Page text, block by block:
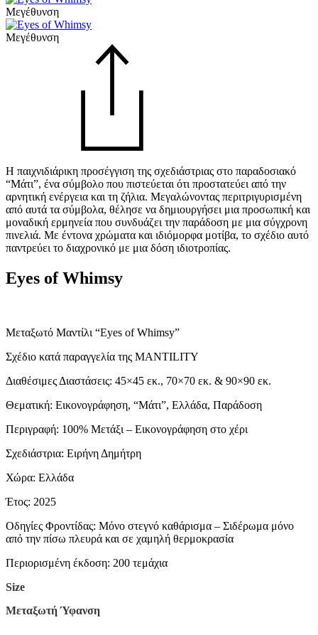
Μεγέθυνση
Μεγέθυνση
Η παιχνιδιάρικη προσέγγιση της σχεδιάστριας στο παραδοσιακό
“Μάτι”, ένα σύμβολο που πιστεύεται ότι προστατεύει από την
αρνητική ενέργεια και τη ζήλια. Μεγαλώνοντας περιτριγυρισμένη
από αυτά τα σύμβολα, θέλησε να δημιουργήσει μια προσωπική και
μοναδική ερμηνεία που συνδυάζει την παράδοση με μια σύγχρονη
πινελιά. Με έντονα χρώματα και ιδιόμορφα μοτίβα, το σχέδιο αυτό
παντρεύει το διαχρονικό με μια δόση ιδιοτροπίας.
Eyes of Whimsy
Μεταξωτό Mαντίλι “Eyes of Whimsy”
Σχέδιο κατά παραγγελία της MANTILITY
Διαθέσιμες Διαστάσεις: 45×45 εκ., 70×70 εκ. & 90×90 εκ.
Θεματική: Εικονογράφηση, “Μάτι”, Ελλάδα, Παράδοση
Περιγραφή: 100% Μετάξι – Εικονογράφηση στο χέρι
Σχεδιάστρια: Ειρήνη Δημήτρη
Χώρα: Ελλάδα
Έτος: 2025
Οδηγίες Φροντίδας: Μόνο στεγνό καθάρισμα – Σιδέρωμα μόνο
από την πίσω πλευρά και σε χαμηλή θερμοκρασία
Περιορισμένη έκδοση: 200 τεμάχια
Size
Μεταξωτή Ύφανση